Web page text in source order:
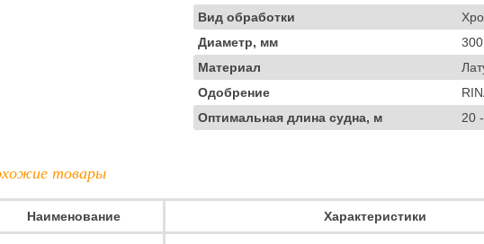
Вид обработки
Диаметр, мм
300
Материал
Одобрение
Оптимальная длина судна, м
20
товары
Наименование Характеристики